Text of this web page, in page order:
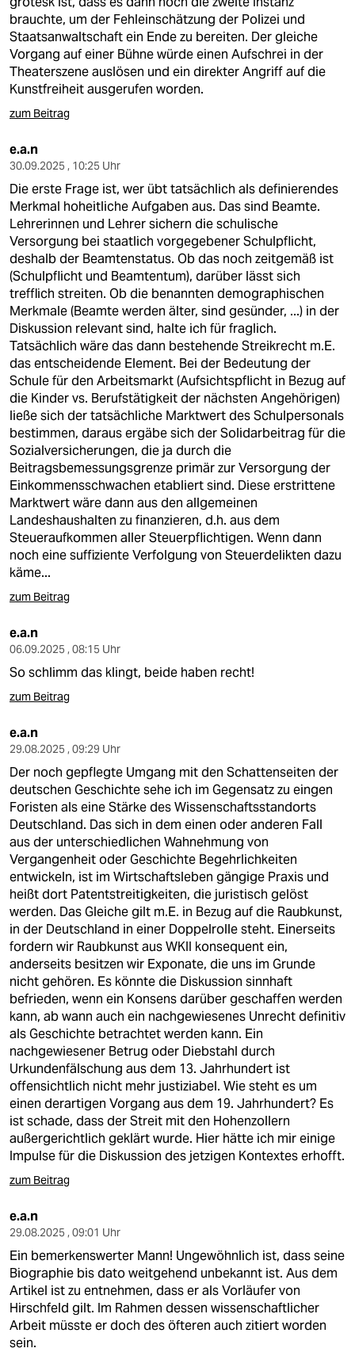
brauchte, um der Fehleinschätzung der Polizei und
Staatsanwaltschaft ein Ende zu bereiten. Der gleiche
Vorgang auf einer Bühne würde einen Aufschrei in der
Theaterszene auslösen und ein direkter Angriff auf die
Kunstfreiheit ausgerufen worden.
zum Beitrag
e.a.n
30.09.2025 , 10:25 Uhr
Die erste Frage ist, wer übt tatsächlich als definierendes
Merkmal hoheitliche Aufgaben aus. Das sind Beamte.
Lehrerinnen und Lehrer sichern die schulische
Versorgung bei staatlich vorgegebener Schulpflicht,
deshalb der Beamtenstatus. Ob das noch zeitgemäß ist
(Schulpflicht und Beamtentum), darüber lässt sich
trefflich streiten. Ob die benannten demographischen
Merkmale (Beamte werden älter, sind gesünder, ...) in der
Diskussion relevant sind, halte ich für fraglich.
Tatsächlich wäre das dann bestehende Streikrecht m.E.
das entscheidende Element. Bei der Bedeutung der
Schule für den Arbeitsmarkt (Aufsichtspflicht in Bezug auf
die Kinder vs. Berufstätigkeit der nächsten Angehörigen)
ließe sich der tatsächliche Marktwert des Schulpersonals
bestimmen, daraus ergäbe sich der Solidarbeitrag für die
Sozialversicherungen, die ja durch die
Beitragsbemessungsgrenze primär zur Versorgung der
Einkommensschwachen etabliert sind. Diese erstrittene
Marktwert wäre dann aus den allgemeinen
Landeshaushalten zu finanzieren, d.h. aus dem
Steueraufkommen aller Steuerpflichtigen. Wenn dann
noch eine suffiziente Verfolgung von Steuerdelikten dazu
käme...
zum Beitrag
e.a.n
06.09.2025 , 08:15 Uhr
So schlimm das klingt, beide haben recht!
zum Beitrag
e.a.n
29.08.2025 , 09:29 Uhr
Der noch gepflegte Umgang mit den Schattenseiten der
deutschen Geschichte sehe ich im Gegensatz zu eingen
Foristen als eine Stärke des Wissenschaftsstandorts
Deutschland. Das sich in dem einen oder anderen Fall
aus der unterschiedlichen Wahnehmung von
Vergangenheit oder Geschichte Begehrlichkeiten
entwickeln, ist im Wirtschaftsleben gängige Praxis und
heißt dort Patentstreitigkeiten, die juristisch gelöst
werden. Das Gleiche gilt m.E. in Bezug auf die Raubkunst,
in der Deutschland in einer Doppelrolle steht. Einerseits
fordern wir Raubkunst aus WKII konsequent ein,
anderseits besitzen wir Exponate, die uns im Grunde
nicht gehören. Es könnte die Diskussion sinnhaft
befrieden, wenn ein Konsens darüber geschaffen werden
kann, ab wann auch ein nachgewiesenes Unrecht definitiv
als Geschichte betrachtet werden kann. Ein
nachgewiesener Betrug oder Diebstahl durch
Urkundenfälschung aus dem 13. Jahrhundert ist
offensichtlich nicht mehr justiziabel. Wie steht es um
einen derartigen Vorgang aus dem 19. Jahrhundert? Es
ist schade, dass der Streit mit den Hohenzollern
außergerichtlich geklärt wurde. Hier hätte ich mir einige
Impulse für die Diskussion des jetzigen Kontextes erhofft.
zum Beitrag
e.a.n
29.08.2025 , 09:01 Uhr
Ein bemerkenswerter Mann! Ungewöhnlich ist, dass seine
Biographie bis dato weitgehend unbekannt ist. Aus dem
Artikel ist zu entnehmen, dass er als Vorläufer von
Hirschfeld gilt. Im Rahmen dessen wissenschaftlicher
Arbeit müsste er doch des öfteren auch zitiert worden
sein.